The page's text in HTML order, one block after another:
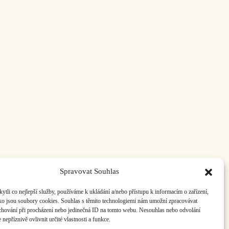
Spravovat Souhlas
co nejlepší služby, používáme k ukládání a/nebo přístupu k informacím o zařízení,
jsou soubory cookies. Souhlas s těmito technologiemi nám umožní zpracovávat
při procházení nebo jedinečná ID na tomto webu. Nesouhlas nebo odvolání
nepříznivě ovlivnit určité vlastnosti a funkce.